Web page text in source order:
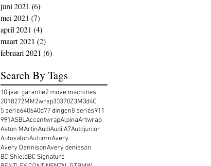
juni 2021 (6)
mei 2021 (7)
april 2021 (4)
maart 2021 (2)
februari 2021 (6)
Search By Tags
10 jaar garantie2 move machines
2018272MM2wrap30370Z3M3d4C
5 serie640640d77 dingen8 series911
991ASBLAccentwrapAlpinaArtwrap
Aston MArtinAudiAudi A7Autojunior
AutosalonAutumnAvery
Avery DennisonAvery denisson
BC ShieldBC Signature